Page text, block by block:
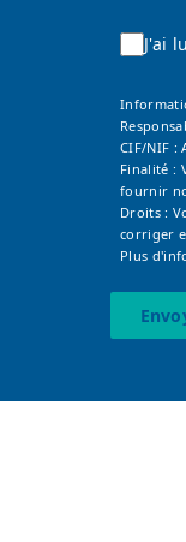
J'ai
CIF/NIF :
Finalité :
fournir
Droits :
corriger
Plus